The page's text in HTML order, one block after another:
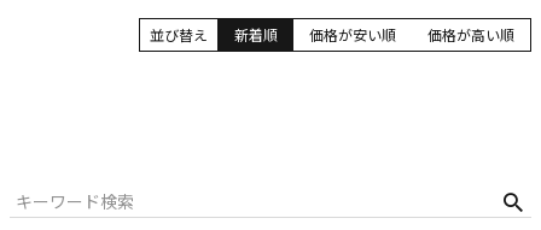
並び替え 価格が安い順 価格が高い順
新着順